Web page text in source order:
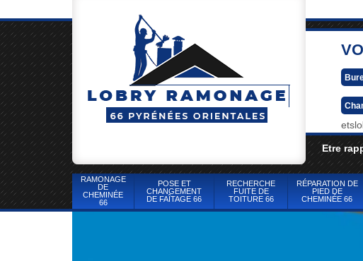
Etre
RAMONAGE
DE
CHEMINÉE
66
POSE ET
CHANGEMENT
DE FAÎTAGE 66
RECHERCHE
FUITE DE
TOITURE 66
RÉPARATION DE
PIED DE
CHEMINÉE 66